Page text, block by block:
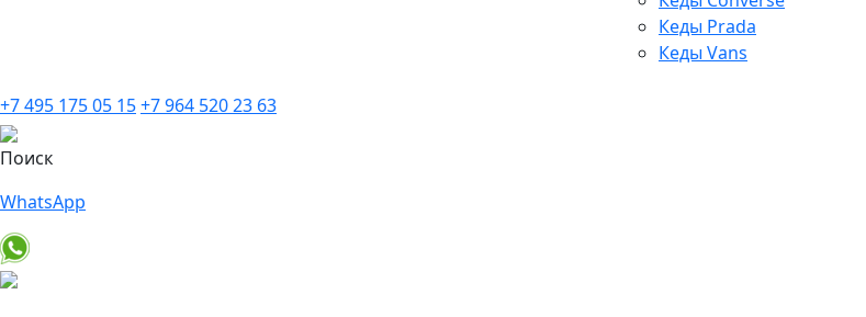
Кеды Prada
Кеды Vans
+7 495 175 05 15+7 964 520 23 63
Поиск
WhatsApp